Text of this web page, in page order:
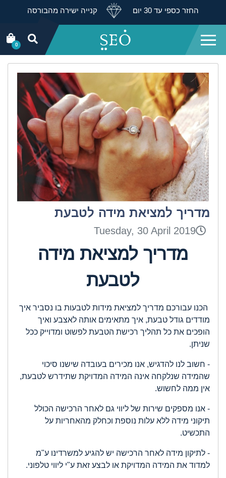
החזר כספי עד 30 יום קנייה ישירה מהבורסה
0
מדריך למציאת מידה לטבעת
Tuesday, 30 April 2019
מדריך למציאת מידה
לטבעת
הכנו עבורכם מדריך למציאת מידות לטבעות בו נסביר איך
מודדים גודל טבעת, איך מתאימים אותה לאצבע ואיך
הופכים את כל תהליך רכישת הטבעת לפשוט ומדוייק ככל
שניתן.
- חשוב לנו להדגיש, אנו מכירים בעובדה שישנו סיכוי
שהמידה שנלקחה אינה המידה המדויקת שתידרש לטבעת,
אין ממה לחשוש.
- אנו מספקים שירות של ליווי גם לאחר הרכישה הכולל
תיקוני מידה ללא עלות נוספת וכחלק מהאחריות על
התכשיט.
- לתיקון מידה לאחר הרכישה יש להגיע למשרדינו ע"מ
למדוד את המידה המדויקת או לבצע זאת ע"י ליווי טלפוני.